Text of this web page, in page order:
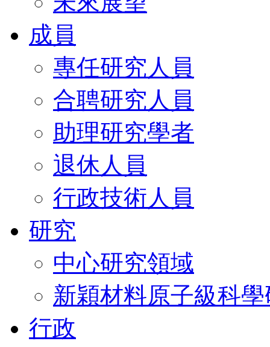
成員
專任研究人員
合聘研究人員
助理研究學者
退休人員
行政技術人員
研究
中心研究領域
新穎材料原子級科
行政